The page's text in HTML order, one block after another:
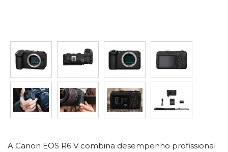
A Canon EOS R6 V combina desempenho profissional